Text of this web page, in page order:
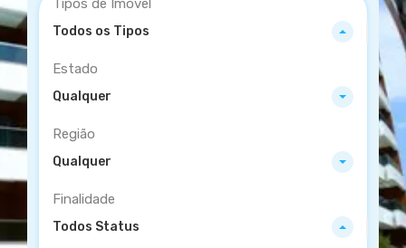
Tipos de Imóvel
Todos os Tipos
Estado
Qualquer
Região
Qualquer
Finalidade
Todos Status